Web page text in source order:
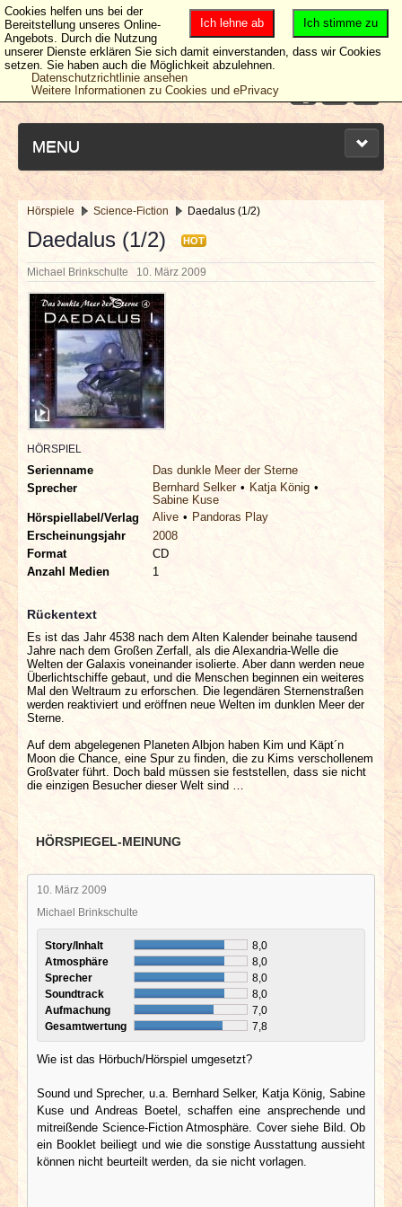
MENU
NEUESTE ARTIKEL
NEWS & DATES
BERICHTE
VERLOSUNGEN
INTERVIEWS
SPECIALS
LINKS
Hörspiele Science-Fiction Daedalus (1/2)
Daedalus (1/2) HOT
Michael Brinkschulte 10. März 2009
HÖRSPIEL
Serienname
Das dunkle Meer der Sterne
Sprecher
Bernhard Selker
Katja König
Sabine Kuse
Hörspiellabel/Verlag
Alive
Pandoras Play
Erscheinungsjahr
2008
Format
CD
Anzahl Medien
1
Rückentext
Es ist das Jahr 4538 nach dem Alten Kalender beinahe tausend
Jahre nach dem Großen Zerfall, als die Alexandria-Welle die
Welten der Galaxis voneinander isolierte. Aber dann werden neue
Überlichtschiffe gebaut, und die Menschen beginnen ein weiteres
Mal den Weltraum zu erforschen. Die legendären Sternenstraßen
werden reaktiviert und eröffnen neue Welten im dunklen Meer der
Sterne.
Auf dem abgelegenen Planeten Albjon haben Kim und Käpt´n
Moon die Chance, eine Spur zu finden, die zu Kims verschollenem
Großvater führt. Doch bald müssen sie feststellen, dass sie nicht
die einzigen Besucher dieser Welt sind …
HÖRSPIEGEL-MEINUNG
10. März 2009
Michael Brinkschulte
Story/Inhalt
8,0
Atmosphäre
8,0
Sprecher
8,0
Soundtrack
8,0
Aufmachung
7,0
Gesamtwertung
7,8
Wie ist das Hörbuch/Hörspiel umgesetzt?
Sound und Sprecher, u.a. Bernhard Selker, Katja König, Sabine
Kuse und Andreas Boetel, schaffen eine ansprechende und
mitreißende Science-Fiction Atmosphäre. Cover siehe Bild. Ob
ein Booklet beiliegt und wie die sonstige Ausstattung aussieht
können nicht beurteilt werden, da sie nicht vorlagen.
Ich stimme zu
Ich lehne ab
Cookies helfen uns bei der
Bereitstellung unseres Online-
Angebots. Durch die Nutzung
unserer Dienste erklären Sie sich damit einverstanden, dass wir Cookies
setzen. Sie haben auch die Möglichkeit abzulehnen.
Datenschutzrichtlinie ansehen
Weitere Informationen zu Cookies und ePrivacy